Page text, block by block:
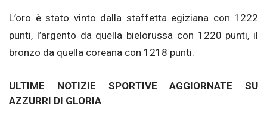
L’oro è stato vinto dalla staffetta egiziana con 1222
punti, l’argento da quella bielorussa con 1220 punti, il
bronzo da quella coreana con 1218 punti.
ULTIME NOTIZIE SPORTIVE AGGIORNATE SU
AZZURRI DI GLORIA